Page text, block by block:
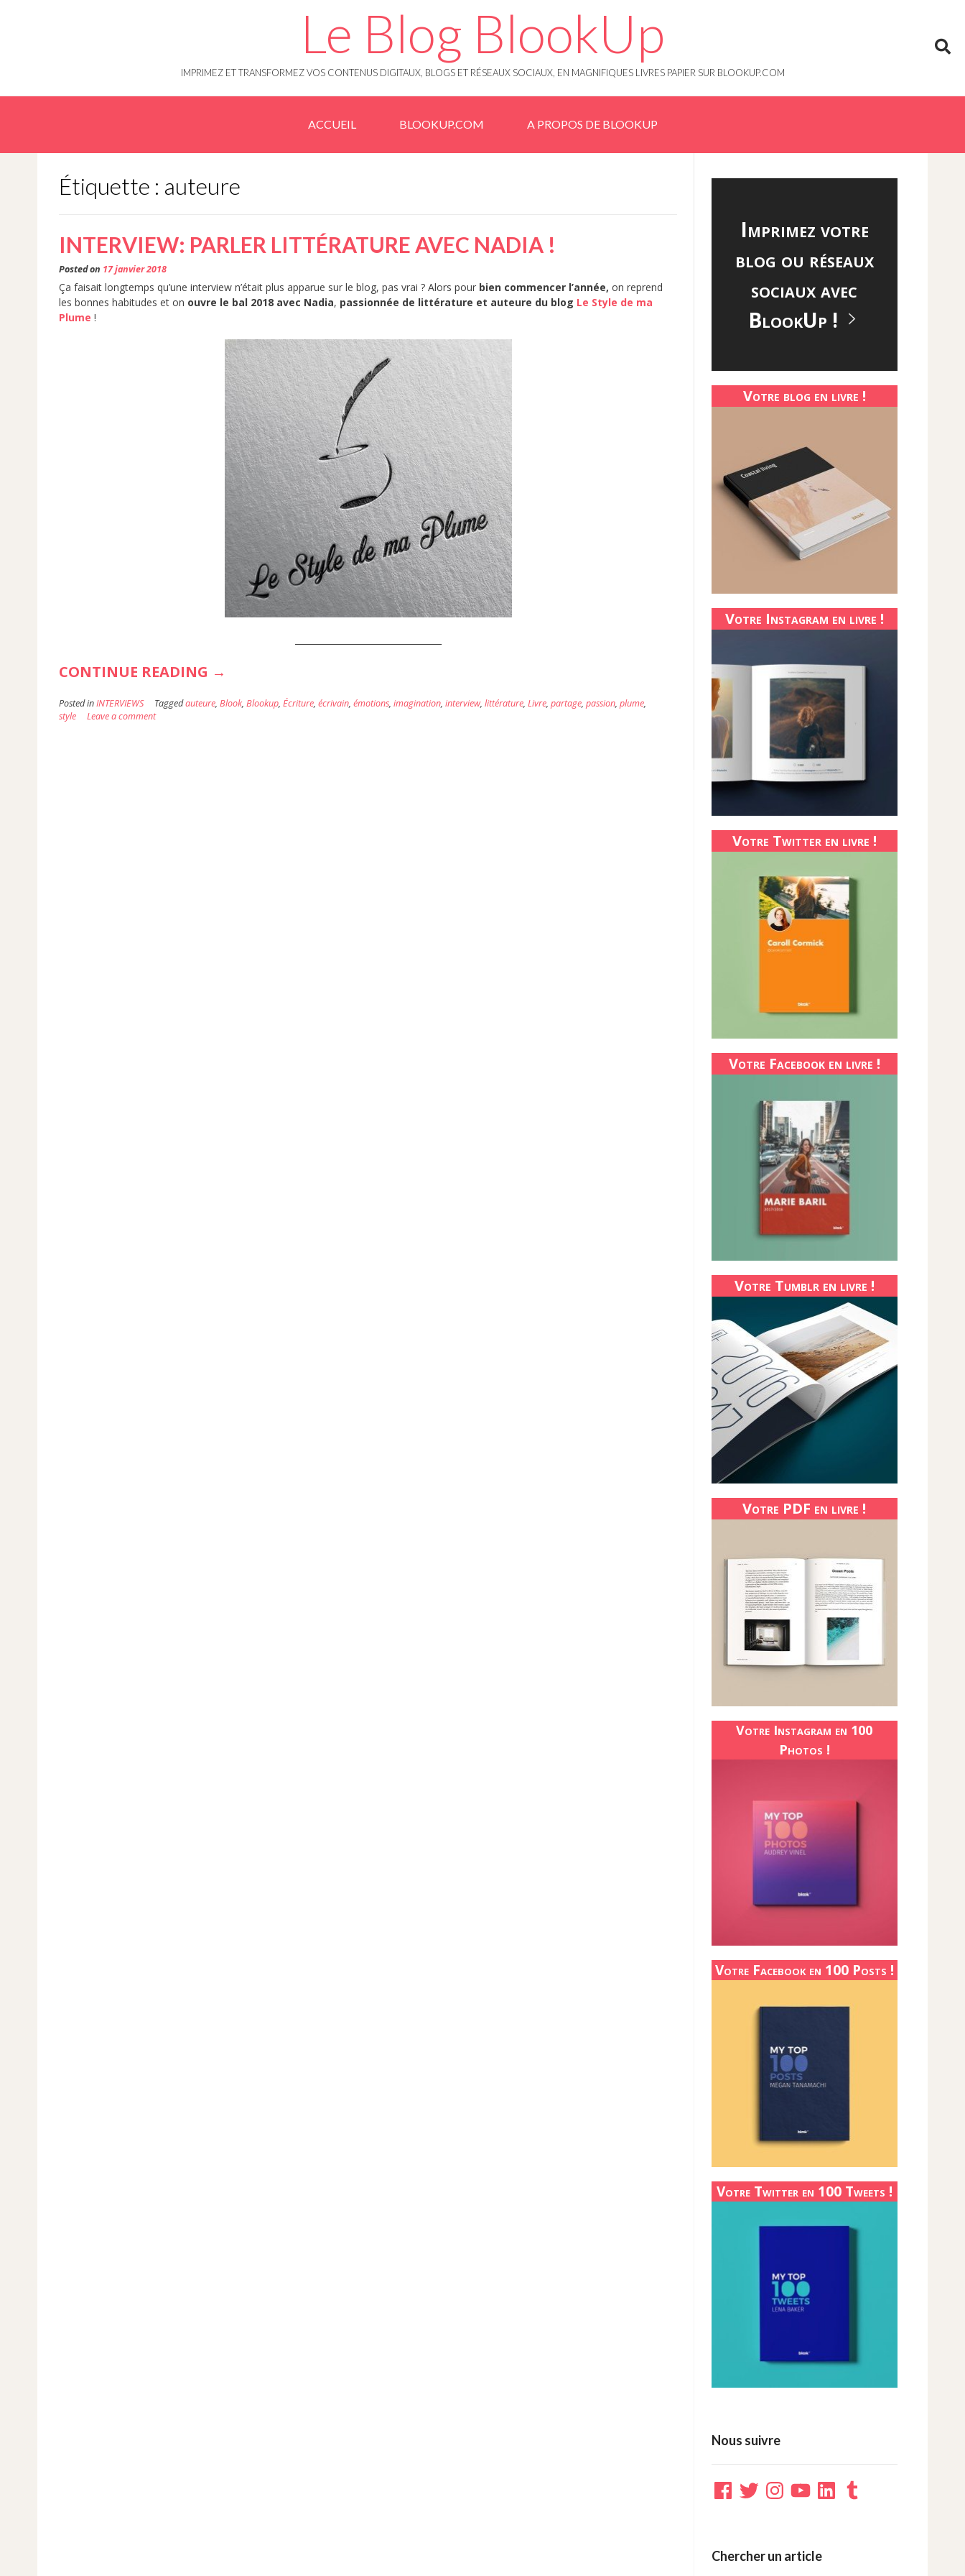
Le Blog BlookUp
IMPRIMEZ ET TRANSFORMEZ VOS CONTENUS DIGITAUX, BLOGS ET RÉSEAUX SOCIAUX, EN MAGNIFIQUES LIVRES PAPIER SUR BLOOKUP.COM
ACCUEIL BLOOKUP.COM A PROPOS DE BLOOKUP
Étiquette : auteure
INTERVIEW: PARLER LITTÉRATURE AVEC NADIA !
Posted on 17 janvier 2018
Ça faisait longtemps qu’une interview n’était plus apparue sur le blog, pas vrai ? Alors pour bien commencer l’année, on reprend
les bonnes habitudes et on ouvre le bal 2018 avec Nadia, passionnée de littérature et auteure du blog Le Style de ma
Plume !
CONTINUE READING « INTERVIEW:
LITTÉRATURE
→
Posted inINTERVIEWS Taggedauteure, Blook, Blookup, Écriture, écrivain, émotions, imagination, interview, littérature, Livre, partage, passion, plume,
style
Leave a comment
Imprimez votre
blog ou réseaux
sociaux avec
BlookUp !
Votre blog en livre !
Votre Instagram en livre !
Votre Twitter en livre !
Votre Facebook en livre !
Votre Tumblr en livre !
Votre PDF en livre !
Votre Instagram en 100
Photos !
Votre Facebook en 100 Posts !
Votre Twitter en 100 Tweets !
Nous suivre
Facebook
TwitterInstagramYouTubeLinkedInTumblr
Chercher un article